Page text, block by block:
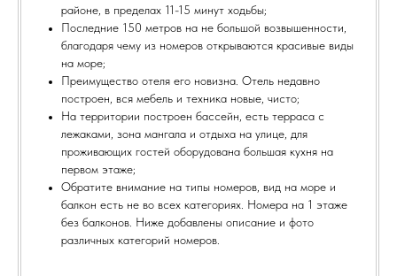
районе, в пределах 11-15 минут ходьбы;
Последние 150 метров на не большой возвышенности,
благодаря чему из номеров открываются красивые виды
на море;
Преимущество отеля его новизна. Отель недавно
построен, вся мебель и техника новые, чисто;
На территории построен бассейн, есть терраса с
лежаками, зона мангала и отдыха на улице, для
проживающих гостей оборудована большая кухня на
первом этаже;
Обратите внимание на типы номеров, вид на море и
балкон есть не во всех категориях. Номера на 1 этаже
без балконов. Ниже добавлены описание и фото
различных категорий номеров.